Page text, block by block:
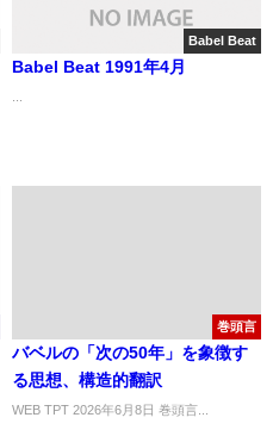
Babel Beat
Babel Beat 1991年4月
巻頭言
バベルの「次の50年」を象徴す
る思想、構造的翻訳
WEB TPT 2026年6月8日 巻頭言...